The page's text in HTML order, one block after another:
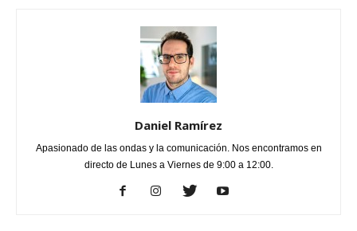
Daniel Ramírez
Apasionado de las ondas y la comunicación. Nos encontramos en
directo de Lunes a Viernes de 9:00 a 12:00.